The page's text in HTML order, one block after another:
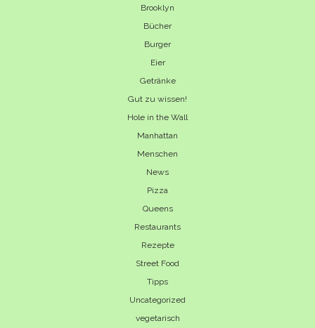
Brooklyn
Bücher
Burger
Eier
Getränke
Gut zu wissen!
Hole in the Wall
Manhattan
Menschen
News
Pizza
Queens
Restaurants
Rezepte
Street Food
Tipps
Uncategorized
vegetarisch